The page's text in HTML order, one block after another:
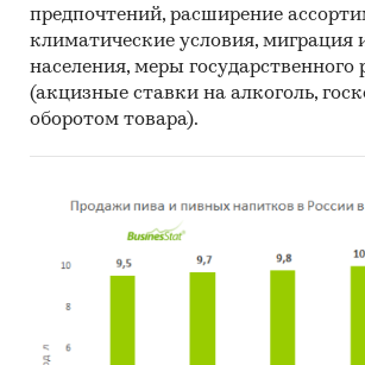
предпочтений, расширение
климатические условия, миграция
населения, меры государственного
(акцизные ставки на алкоголь,
оборотом товара).